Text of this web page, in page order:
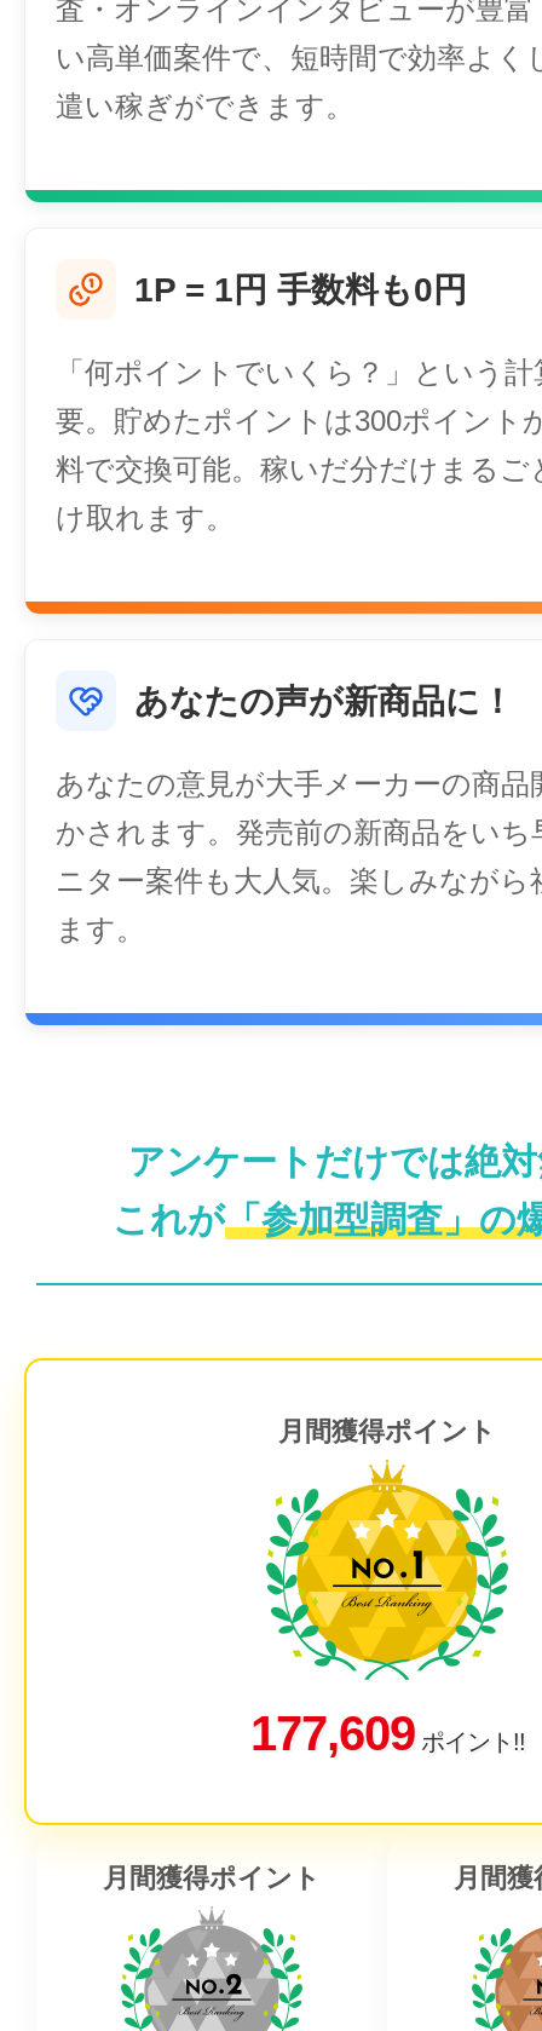
査・オンラインインタビューが豊
い高単価案件で、短時間で効率よく
遣い稼ぎができます。
1P = 1円 手数料も0円
「何ポイントでいくら？」という
要。貯めたポイントは300ポイント
料で交換可能。稼いだ分だけまるご
け取れます。
あなたの声が新商品に！
あなたの意見が大手メーカーの商品
かされます。発売前の新商品をいち
ニター案件も大人気。楽しみながら
ます。
アンケートだけでは絶
これが「参加型調査」の
月間獲得ポイント
月間獲得ポイント
177,609ポイント!!
月間